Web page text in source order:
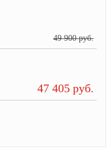
49 900 руб.
47 405 руб.